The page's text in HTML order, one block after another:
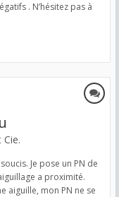
. N’hésitez pas à
Je pose un PN de
a proximité.
aiguille, mon PN ne se